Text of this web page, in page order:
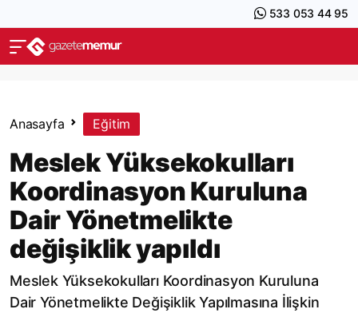
533 053 44 95
Anasayfa Eğitim
Meslek Yüksekokulları
Koordinasyon Kuruluna
Dair Yönetmelikte
değişiklik yapıldı
Meslek Yüksekokulları Koordinasyon Kuruluna
Dair Yönetmelikte Değişiklik Yapılmasına İlişkin